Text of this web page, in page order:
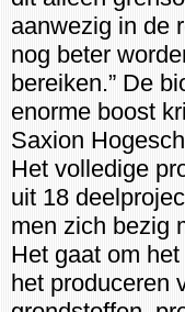
aanwezig in de
nog beter
bereiken.” De
enorme boost
Saxion
Het volledige
uit 18
men zich bezig
Het gaat om
het produceren